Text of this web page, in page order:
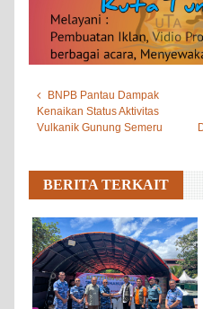
BNPB Pantau Dampak
Kenaikan Status Aktivitas
Vulkanik Gunung Semeru
BERITA TERKAIT